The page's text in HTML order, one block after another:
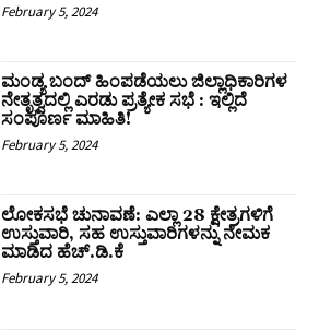
February 5, 2024
ಮಂಡ್ಯ ಬಂದ್ ಹಿಂಪಡೆಯಲು ಜಿಲ್ಲಾಧಿಕಾರಿಗಳ
ನೇತೃತ್ವದಲ್ಲಿ ಎರಡು ಪ್ರತ್ಯೇಕ ಸಭೆ : ಇಲ್ಲಿದೆ
ಸಂಪೂರ್ಣ ಮಾಹಿತಿ!
February 5, 2024
ಲೋಕಸಭೆ ಚುನಾವಣೆ: ಎಲ್ಲಾ 28 ಕ್ಷೇತ್ರಗಳಿಗೆ
ಉಸ್ತುವಾರಿ, ಸಹ ಉಸ್ತುವಾರಿಗಳನ್ನು ನೇಮಕ
ಮಾಡಿದ ಹೆಚ್.ಡಿ.ಕೆ
February 5, 2024